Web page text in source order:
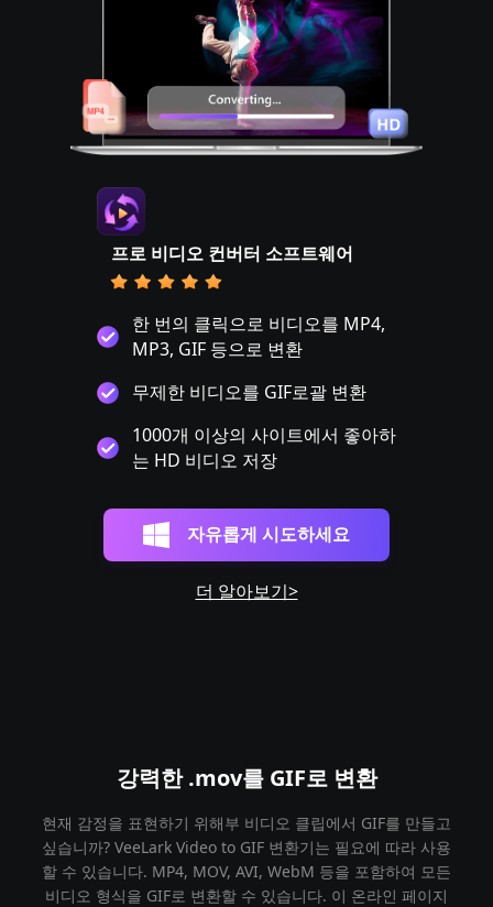
프로 비디오 컨버터 소프트웨어
한 번의 클릭으로 비디오를 MP4,
MP3, GIF 등으로 변환
무제한 비디오를 GIF로괄 변환
1000개 이상의 사이트에서 좋아하
는 HD 비디오 저장
자유롭게 시도하세요
더 알아보기>
강력한 .mov를 GIF로 변환
현재 감정을 표현하기 위해부 비디오 클립에서 GIF를 만들고
싶습니까? VeeLark Video to GIF 변환기는 필요에 따라 사용
할 수 있습니다. MP4, MOV, AVI, WebM 등을 포함하여 모든
비디오 형식을 GIF로 변환할 수 있습니다. 이 온라인 페이지